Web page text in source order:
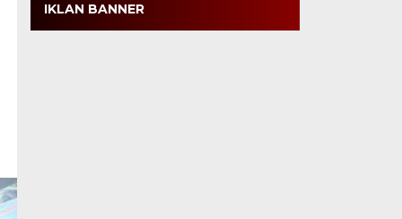
IKLAN BANNER